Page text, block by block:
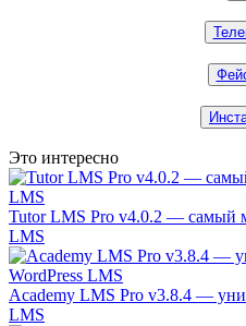
Это интересно
Tutor LMS Pro v4.0.2 — самый
LMS
Academy LMS Pro v3.8.4 —
LMS